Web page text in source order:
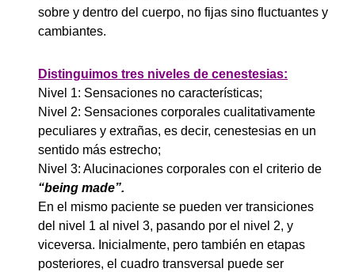
sobre y dentro del cuerpo, no fijas sino fluctuantes y
cambiantes.
Distinguimos tres niveles de cenestesias:
Nivel 1: Sensaciones no características;
Nivel 2: Sensaciones corporales cualitativamente
peculiares y extrañas, es decir, cenestesias en un
sentido más estrecho;
Nivel 3: Alucinaciones corporales con el criterio de
“being made”.
En el mismo paciente se pueden ver transiciones
del nivel 1 al nivel 3, pasando por el nivel 2, y
viceversa. Inicialmente, pero también en etapas
posteriores, el cuadro transversal puede ser